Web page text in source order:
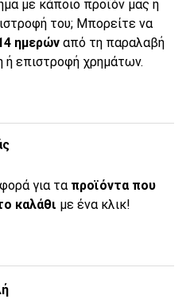
με κάποιο προϊόν μας ή
του; Μπορείτε να
ημερών από τη παραλαβή
ή επιστροφή χρημάτων.
για τα προϊόντα που
καλάθι με ένα κλικ!